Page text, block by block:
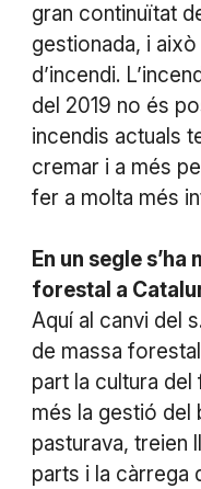
gran continuïtat
gestionada, i
d’incendi.
del 2019 no és
incendis actuals
cremar i a més
fer a molta més
En un segle
forestal a
Aquí al canvi del
de massa
part la cultura
més la gestió del
pasturava, treien
parts i la càrrega